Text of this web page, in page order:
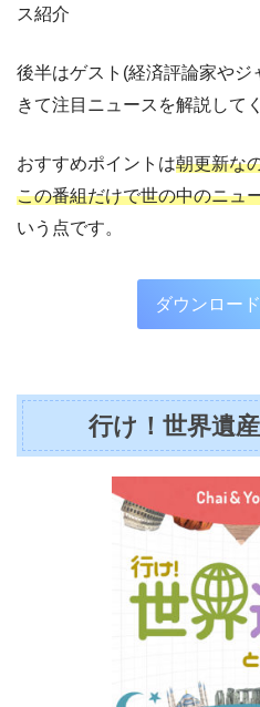
ス紹介
後半はゲスト(経済評論家や
きて注目ニュースを解説して
おすすめポイントは朝更新な
この番組だけで世の中のニュ
いう点です。
ダウンロー
行け！世界遺